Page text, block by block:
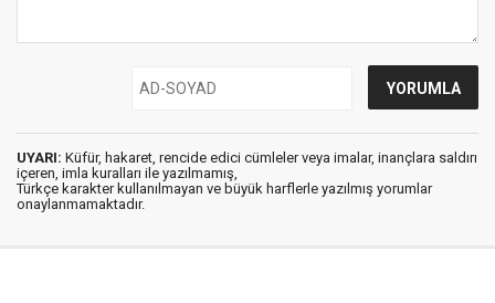
UYARI: Küfür, hakaret, rencide edici cümleler veya imalar, inançlara saldırı
içeren, imla kuralları ile yazılmamış,
Türkçe karakter kullanılmayan ve büyük harflerle yazılmış yorumlar
onaylanmamaktadır.